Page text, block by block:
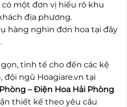
một đơn vị hiểu rõ khu
địa phương.
hàng nghìn đơn hoa tại đây
tinh tế cho đến các kệ
đội ngũ Hoagiare.vn tại
– Điện Hoa Hải Phòng
thiết kế theo yêu cầu